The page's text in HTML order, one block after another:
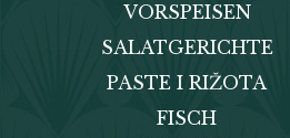
VORSPEISEN
SALATGERICHTE
PASTE I RIŽOTA
FISCH